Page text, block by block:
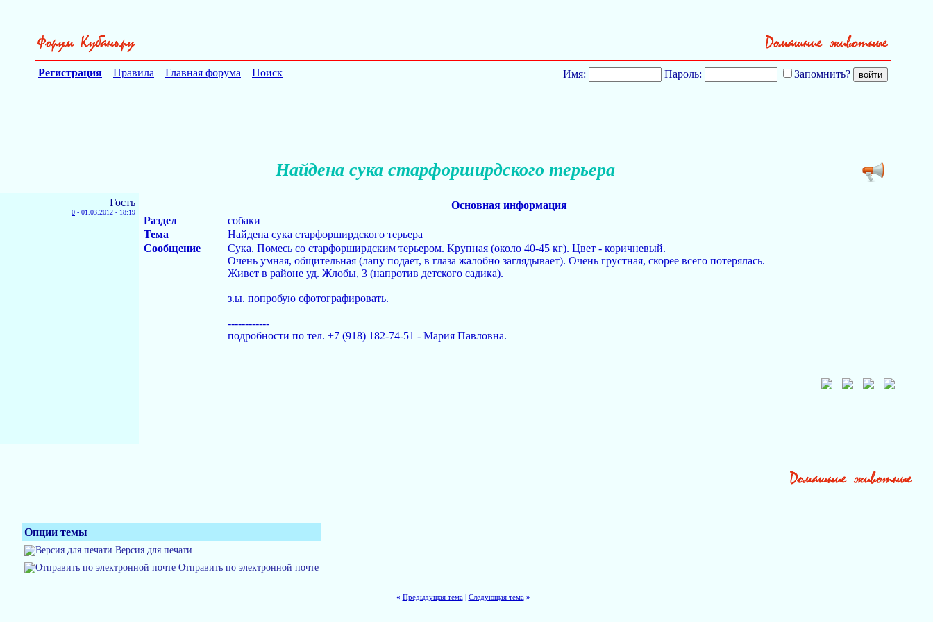
Регистрация Правила Главная форума Поиск Имя: Пароль: Запомнить?
Найдена сука старфорширдского терьера
Гость
0 - 01.03.2012 - 18:19
Основная информация
Раздел
собаки
Тема
Найдена сука старфорширдского терьера
Сообщение
Сука. Помесь со старфорширдским терьером. Крупная (около 40-45 кг). Цвет - коричневый.
Очень умная, общительная (лапу подает, в глаза жалобно заглядывает). Очень грустная, скорее всего потерялась.
Живет в районе уд. Жлобы, 3 (напротив детского садика).
з.ы. попробую сфотографировать.
------------
подробности по тел. +7 (918) 182-74-51 - Мария Павловна.
Опции темы
Версия для печати
Отправить по электронной почте
« Предыдущая тема| Следующая тема »